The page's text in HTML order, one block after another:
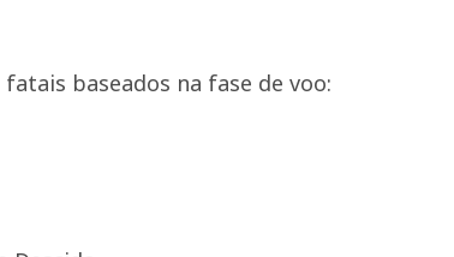
baseados na fase de voo: